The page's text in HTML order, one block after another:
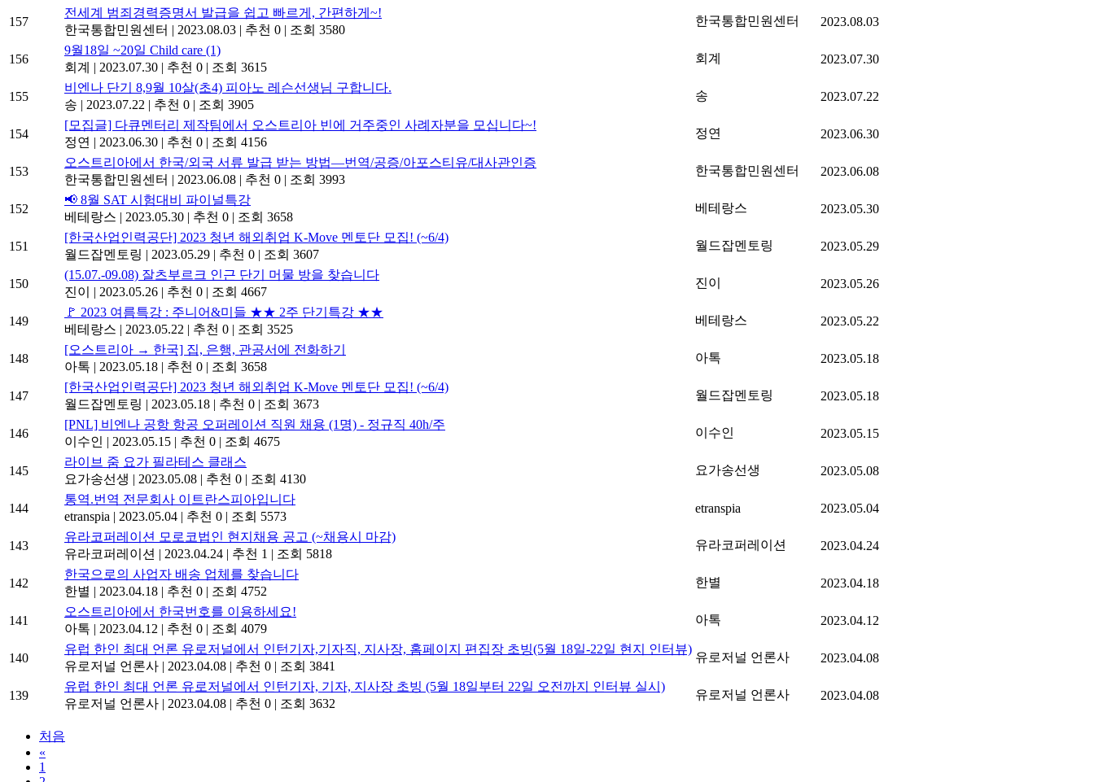
157
전세계 범죄경력증명서 발급을 쉽고 빠르게, 간편하게~!
한국통합민원센터 | 2023.08.03 | 추천 0 | 조회 3580
한국통합민원센터 2023.08.03
156
9월18일 ~20일 Child care (1)
회계 | 2023.07.30 | 추천 0 | 조회 3615
회계 2023.07.30
155
비엔나 단기 8,9월 10살(초4) 피아노 레슨선생님 구합니다.
송 | 2023.07.22 | 추천 0 | 조회 3905
송 2023.07.22
154
[모집글] 다큐멘터리 제작팀에서 오스트리아 빈에 거주중인 사례자분을 모십니다~!
정연 | 2023.06.30 | 추천 0 | 조회 4156
정연 2023.06.30
153
오스트리아에서 한국/외국 서류 발급 받는 방법―번역/공증/아포스티유/대사관인증
한국통합민원센터 | 2023.06.08 | 추천 0 | 조회 3993
한국통합민원센터 2023.06.08
152
📢 8월 SAT 시험대비 파이널특강
베테랑스 | 2023.05.30 | 추천 0 | 조회 3658
베테랑스 2023.05.30
151
[한국산업인력공단] 2023 청년 해외취업 K-Move 멘토단 모집! (~6/4)
월드잡멘토링 | 2023.05.29 | 추천 0 | 조회 3607
월드잡멘토링 2023.05.29
150
(15.07.-09.08) 잘츠부르크 인근 단기 머물 방을 찾습니다
진이
| 2023.05.26 | 추천 0 | 조회 4667
진이 2023.05.26
149
🚩 2023 여름특강 : 주니어&미들 ★★ 2주 단기특강 ★★
베테랑스 | 2023.05.22 | 추천 0 | 조회 3525
베테랑스 2023.05.22
148
[오스트리아 → 한국] 집, 은행, 관공서에 전화하기
아톡 | 2023.05.18 | 추천 0 | 조회 3658
아톡 2023.05.18
147
[한국산업인력공단] 2023 청년 해외취업 K-Move 멘토단 모집! (~6/4)
월드잡멘토링 | 2023.05.18 | 추천 0 | 조회 3673
월드잡멘토링 2023.05.18
146
[PNL] 비엔나 공항 항공 오퍼레이션 직원 채용 (1명) - 정규직 40h/주
이수인 | 2023.05.15 | 추천 0 | 조회 4675
이수인 2023.05.15
145
라이브 줌 요가 필라테스 클래스
요가송선생 | 2023.05.08 | 추천 0 | 조회 4130
요가송선생 2023.05.08
144
통역.번역 전문회사 이트란스피아입니다
etranspia | 2023.05.04 | 추천 0 | 조회 5573
etranspia 2023.05.04
143
유라코퍼레이션 모로코법인 현지채용 공고 (~채용시 마감)
유라코퍼레이션 | 2023.04.24 | 추천 1 | 조회 5818
유라코퍼레이션 2023.04.24
142
한국으로의 사업자 배송 업체를 찾습니다
한별 | 2023.04.18 | 추천 0 | 조회 4752
한별 2023.04.18
141
오스트리아에서 한국번호를 이용하세요!
아톡 | 2023.04.12 | 추천 0 | 조회 4079
아톡 2023.04.12
140
유럽 한인 최대 언론 유로저널에서 인턴기자,기자직, 지사장, 홈페이지 편집장 초빙(5월 18일-22일 현지 인터뷰)
유로저널 언론사 | 2023.04.08 | 추천 0 | 조회 3841
유로저널 언론사 2023.04.08
139
유럽 한인 최대 언론 유로저널에서 인턴기자, 기자, 지사장 초빙 (5월 18일부터 22일 오전까지 인터뷰 실시)
유로저널 언론사 | 2023.04.08 | 추천 0 | 조회 3632
유로저널 언론사 2023.04.08
처음
«
1